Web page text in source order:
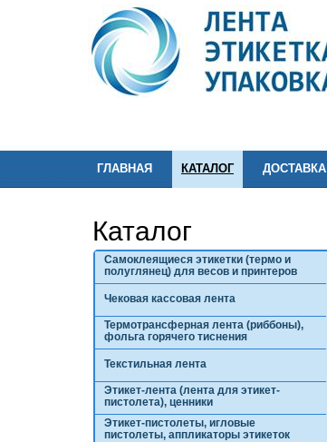
ГЛАВНАЯ КАТАЛОГ ДОСТАВКА
Каталог
Самоклеящиеся этикетки (термо и
полуглянец) для весов и принтеров
Чековая кассовая лента
Термотрансферная лента (риббоны),
фольга горячего тиснения
Текстильная лента
Этикет-лента (лента для этикет-
пистолета), ценники
Этикет-пистолеты, игловые
пистолеты, аппликаторы этикеток